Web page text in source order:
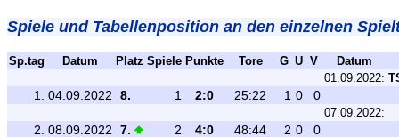
Spiele und Tabellenposition an den einzelnen
Sp.tag Datum Platz Spiele Punkte Tore G U V
Datum
01.09.2022:
1. 04.09.2022 8. 1 2:0 25:22 1 0 0
07.09.2022:
2. 08.09.2022 7. 2 4:0 48:44 2 0 0